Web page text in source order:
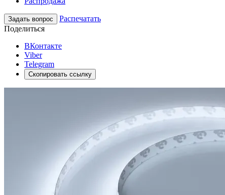
Задать вопрос
Распечатать
Поделиться
ВКонтакте
Viber
Telegram
Скопировать ссылку